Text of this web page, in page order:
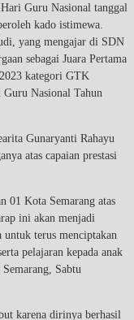
Guru Nasional tanggal
kado istimewa.
yang mengajar di SDN
sebagai Juara Pertama
kategori GTK
Nasional Tahun
Gunaryanti Rahayu
atas capaian prestasi
01 Kota Semarang atas
ini akan menjadi
terus menciptakan
pelajaran kepada anak
Sabtu
karena dirinya berhasil